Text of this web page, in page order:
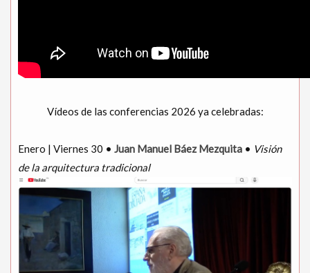
Vídeos de las conferencias 2026 ya celebradas:
Enero | Viernes 30 • Juan Manuel Báez Mezquita • Visión
de la arquitectura tradicional